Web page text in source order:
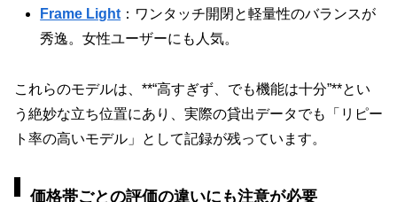
Frame Light：ワンタッチ開閉と軽量性のバランスが
秀逸。女性ユーザーにも人気。
これらのモデルは、**“高すぎず、でも機能は十分”**とい
う絶妙な立ち位置にあり、実際の貸出データでも「リピー
ト率の高いモデル」として記録が残っています。
価格帯ごとの評価の違いにも注意が必要